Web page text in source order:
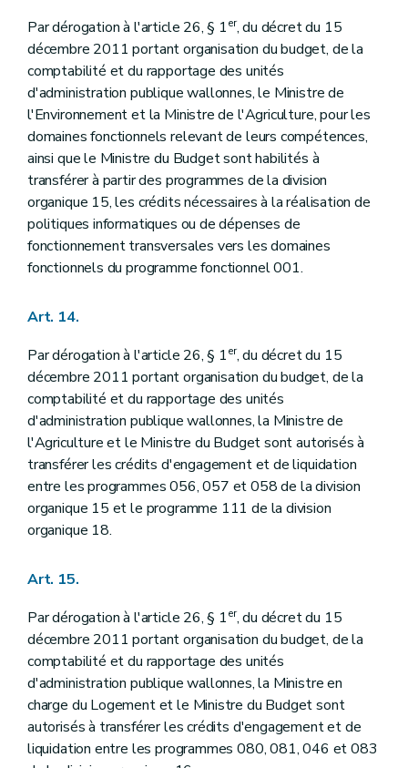
Par dérogation à l'article 26, § 1er, du décret du 15
décembre 2011 portant organisation du budget, de la
comptabilité et du rapportage des unités
d'administration publique wallonnes, le Ministre de
l'Environnement et la Ministre de l'Agriculture, pour les
domaines fonctionnels relevant de leurs compétences,
ainsi que le Ministre du Budget sont habilités à
transférer à partir des programmes de la division
organique 15, les crédits nécessaires à la réalisation de
politiques informatiques ou de dépenses de
fonctionnement transversales vers les domaines
fonctionnels du programme fonctionnel 001.
Art. 14.
Par dérogation à l'article 26, § 1er, du décret du 15
décembre 2011 portant organisation du budget, de la
comptabilité et du rapportage des unités
d'administration publique wallonnes, la Ministre de
l'Agriculture et le Ministre du Budget sont autorisés à
transférer les crédits d'engagement et de liquidation
entre les programmes 056, 057 et 058 de la division
organique 15 et le programme 111 de la division
organique 18.
Art. 15.
Par dérogation à l'article 26, § 1er, du décret du 15
décembre 2011 portant organisation du budget, de la
comptabilité et du rapportage des unités
d'administration publique wallonnes, la Ministre en
charge du Logement et le Ministre du Budget sont
autorisés à transférer les crédits d'engagement et de
liquidation entre les programmes 080, 081, 046 et 083